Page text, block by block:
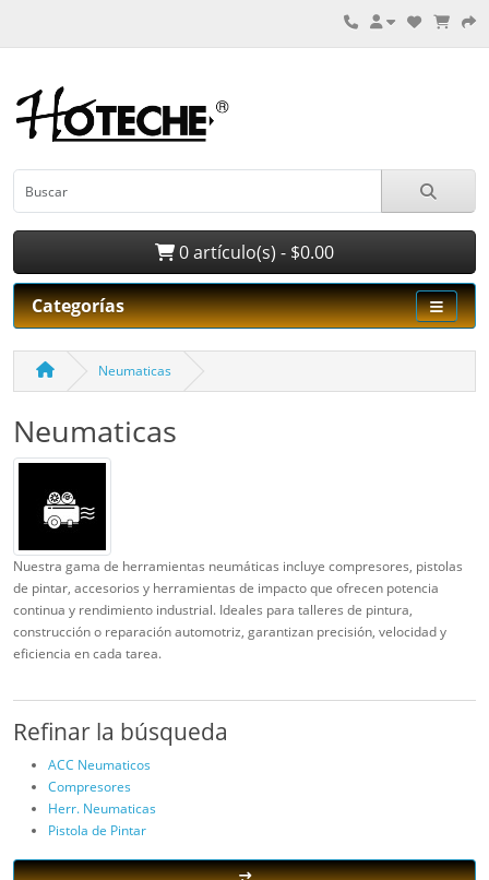
0 artículo(s) - $0.00
Categorías
Neumaticas
Neumaticas
Nuestra gama de herramientas neumáticas incluye compresores, pistolas
de pintar, accesorios y herramientas de impacto que ofrecen potencia
continua y rendimiento industrial. Ideales para talleres de pintura,
construcción o reparación automotriz, garantizan precisión, velocidad y
eficiencia en cada tarea.
Refinar la búsqueda
ACC Neumaticos
Compresores
Herr. Neumaticas
Pistola de Pintar